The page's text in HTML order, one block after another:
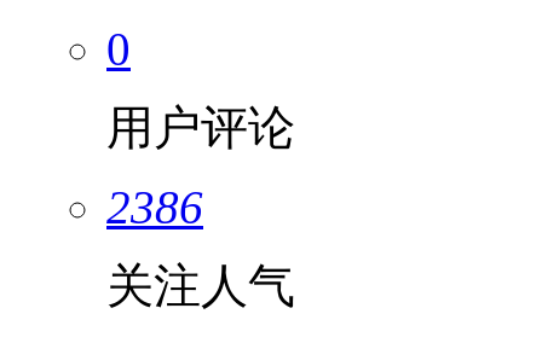
0
用户评论
2386
关注人气